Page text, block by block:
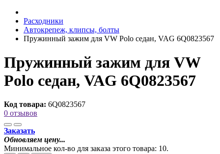
Расходники
Автокрепеж, клипсы, болты
Пружинный зажим для VW Polo седан, VAG 6Q0823567
Пружинный зажим для VW
Polo седан, VAG 6Q0823567
Код товара: 6Q0823567
0 отзывов
Заказать
Обновляем цену...
Минимальное кол-во для заказа этого товара: 10.